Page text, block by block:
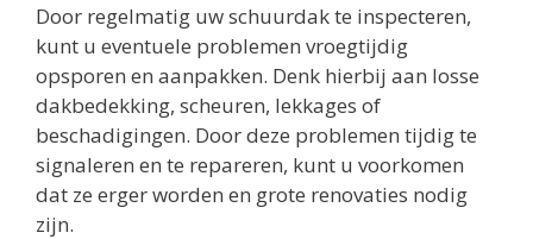
Door regelmatig uw schuurdak te inspecteren,
kunt u eventuele problemen vroegtijdig
opsporen en aanpakken. Denk hierbij aan losse
dakbedekking, scheuren, lekkages of
beschadigingen. Door deze problemen tijdig te
signaleren en te repareren, kunt u voorkomen
dat ze erger worden en grote renovaties nodig
zijn.